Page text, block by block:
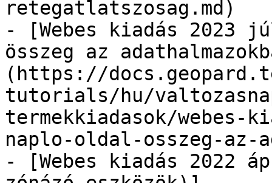
retegatlatszosag.md)
- [Webes kiadás 2023
összeg az
(https://
tutorials/hu/
termekkiadasok/
naplo-oldal-osszeg-az-
- [Webes kiadás 2022